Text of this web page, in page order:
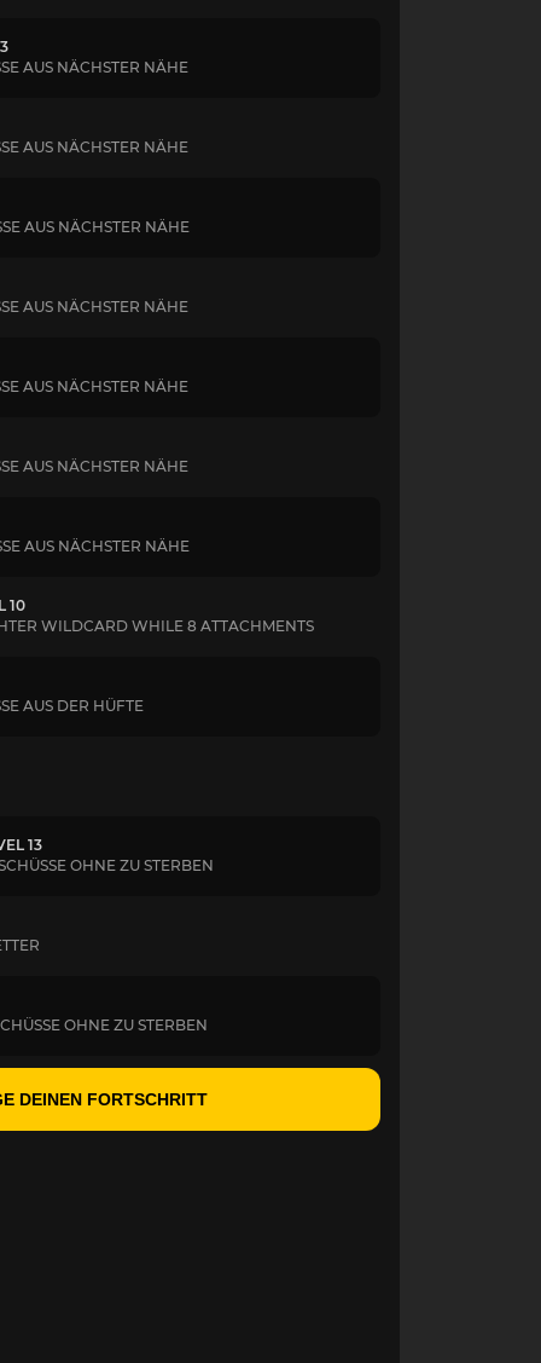
AUS NÄCHSTER NÄHE
AUS NÄCHSTER NÄHE
AUS NÄCHSTER NÄHE
AUS NÄCHSTER NÄHE
AUS NÄCHSTER NÄHE
AUS NÄCHSTER NÄHE
AUS NÄCHSTER NÄHE
10
WILDCARD WHILE 8 ATTACHMENTS
AUS DER HÜFTE
13
OHNE ZU STERBEN
OHNE ZU STERBEN
DEINEN FORTSCHRITT